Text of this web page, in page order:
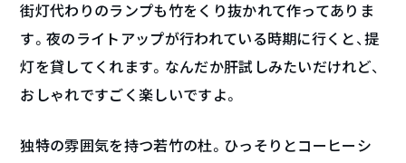
街灯代わりのランプも竹をくり抜かれて作ってありま
す。夜のライトアップが行われている時期に行くと、提
灯を貸してくれます。なんだか肝試しみたいだけれど、
おしゃれですごく楽しいですよ。
独特の雰囲気を持つ若竹の杜。ひっそりとコーヒーシ